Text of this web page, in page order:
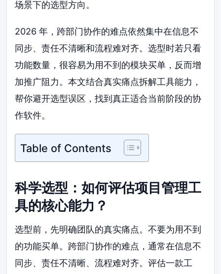
场景下的选型方向。
2026 年，跨部门协作的难点依然集中在信息不
同步、责任不清晰和流程难对齐。选型时若只看
功能数量，很容易为用不到的模块买单，反而增
加推广阻力。本文结合真实痛点拆解工具能力，
帮你避开选型误区，找到真正适合当前阶段的协
作软件。
Table of Contents
科学选型：如何评估项目管理工
具的核心能力？
选型前，先明确团队的真实痛点。不要为用不到
的功能买单。跨部门协作的难点，通常在信息不
同步、责任不清晰、流程难对齐。评估一款工